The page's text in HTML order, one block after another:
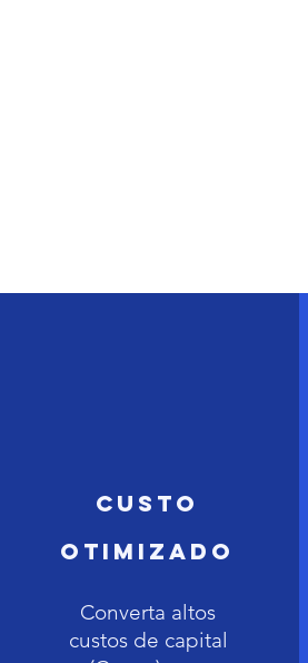
Custo
Otimizado
Converta altos
custos de capital